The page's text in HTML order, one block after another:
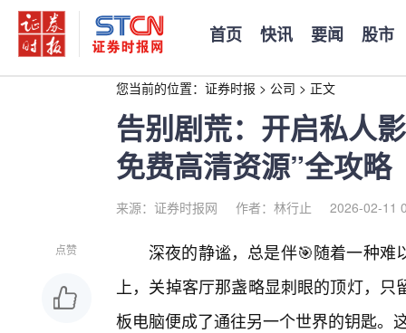
首页 快讯 要闻 股市
您当前的位置： 证券时报 > 公司 > 正文
告别剧荒：开启私人
免费高清资源”全攻略
来源：证券时报网 作者：林行止 2026-02-11
点赞
深夜的静谧，总是伴🎯随着一种
上，关掉客厅那盏略显刺眼的顶灯，
板电脑便成了通往另一个世界的钥匙。